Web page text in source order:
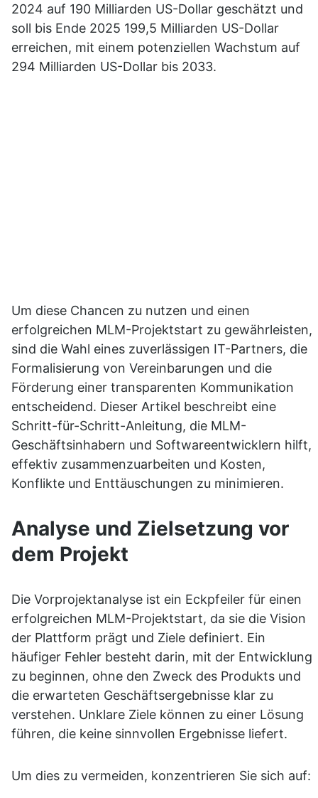
2024 auf 190 Milliarden US-Dollar geschätzt und
soll bis Ende 2025 199,5 Milliarden US-Dollar
erreichen, mit einem potenziellen Wachstum auf
294 Milliarden US-Dollar bis 2033.
Um diese Chancen zu nutzen und einen
erfolgreichen MLM-Projektstart zu gewährleisten,
sind die Wahl eines zuverlässigen IT-Partners, die
Formalisierung von Vereinbarungen und die
Förderung einer transparenten Kommunikation
entscheidend. Dieser Artikel beschreibt eine
Schritt-für-Schritt-Anleitung, die MLM-
Geschäftsinhabern und Softwareentwicklern hilft,
effektiv zusammenzuarbeiten und Kosten,
Konflikte und Enttäuschungen zu minimieren.
Analyse und Zielsetzung vor
dem Projekt
Die Vorprojektanalyse ist ein Eckpfeiler für einen
erfolgreichen MLM-Projektstart, da sie die Vision
der Plattform prägt und Ziele definiert. Ein
häufiger Fehler besteht darin, mit der Entwicklung
zu beginnen, ohne den Zweck des Produkts und
die erwarteten Geschäftsergebnisse klar zu
verstehen. Unklare Ziele können zu einer Lösung
führen, die keine sinnvollen Ergebnisse liefert.
Um dies zu vermeiden, konzentrieren Sie sich auf: